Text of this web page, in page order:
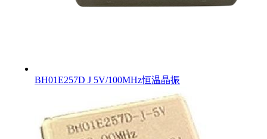
BH01E257D J 5V/100MHz恒温晶振